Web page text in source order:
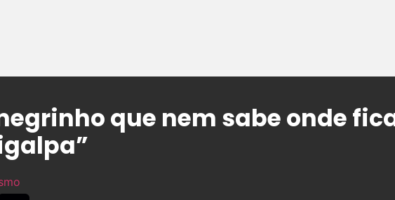
que nem sabe onde